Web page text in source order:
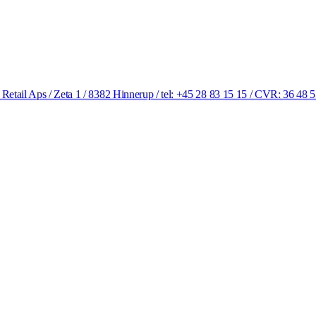
Retail Aps / Zeta 1 / 8382 Hinnerup / tel: +45 28 83 15 15 / CVR: 36 48